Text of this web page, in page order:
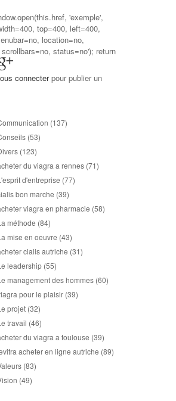
'exemple',
top=400, left=400,
location=no,
status=no'); return
connecterpour publier un
(137)
(53)
(123)
du viagra a rennes (71)
d'entreprise (77)
bon marche (39)
viagra en pharmacie (58)
méthode (84)
mise en oeuvre (43)
cialis autriche (31)
leadership (55)
management des hommes (60)
pour le plaisir (39)
projet (32)
travail (46)
du viagra a toulouse (39)
acheter en ligne autriche (89)
(83)
(49)